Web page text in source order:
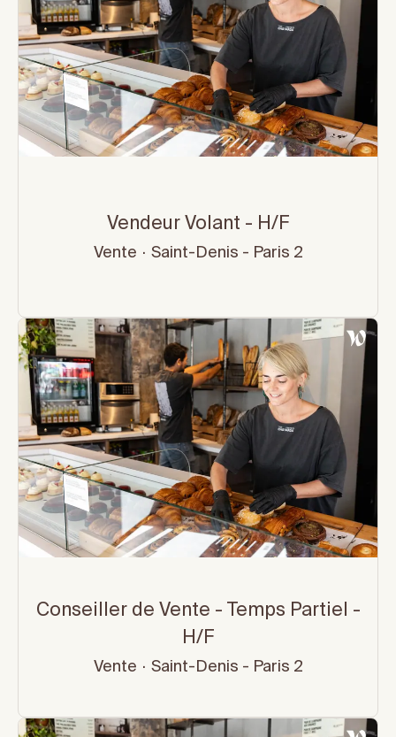
Vendeur Volant - H/F
Vente · Saint-Denis - Paris 2
Conseiller de Vente - Temps Partiel -
H/F
Vente · Saint-Denis - Paris 2